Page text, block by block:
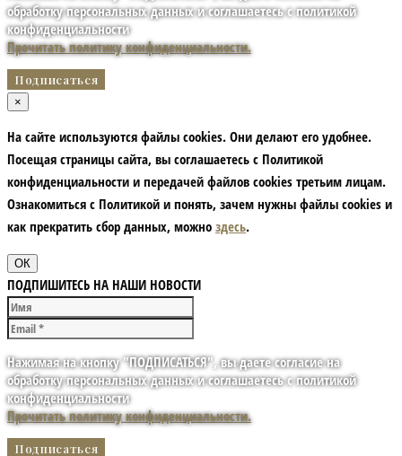
обработку персональных данных и соглашаетесь с политикой
конфиденциальности
Прочитать политику конфиденциальности.
×
На сайте используются файлы cookies. Они делают его удобнее.
Посещая страницы сайта, вы соглашаетесь с Политикой
конфиденциальности и передачей файлов cookies третьим лицам.
Ознакомиться с Политикой и понять, зачем нужны файлы сookies и
как прекратить сбор данных, можно здесь.
ОК
ПОДПИШИТЕСЬ НА НАШИ НОВОСТИ
Нажимая на кнопку "ПОДПИСАТЬСЯ", вы даете согласие на
обработку персональных данных и соглашаетесь с политикой
конфиденциальности
Прочитать политику конфиденциальности.